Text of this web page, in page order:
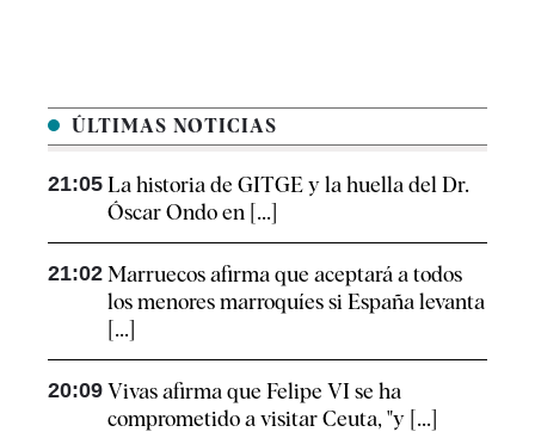
ÚLTIMAS NOTICIAS
21:05 La historia de GITGE y la huella del Dr.
Óscar Ondo en [...]
21:02 Marruecos afirma que aceptará a todos
los menores marroquíes si España levanta
[...]
20:09 Vivas afirma que Felipe VI se ha
comprometido a visitar Ceuta, "y [...]